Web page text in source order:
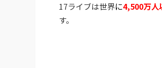
17ライブは世界に4,500万人
す。